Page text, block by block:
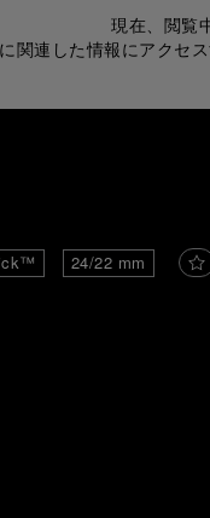
現在、閲覧
関連した情報にアクセ
24/22 mm